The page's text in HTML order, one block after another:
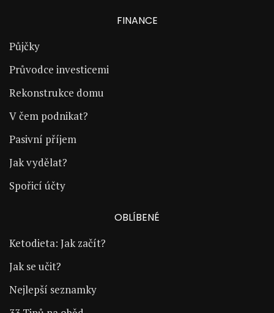
FINANCE
Půjčky
Průvodce investicemi
Rekonstrukce domu
V čem podnikat?
Pasivní příjem
Jak vydělat?
Spořicí účty
OBLÍBENÉ
Ketodieta: Jak začít?
Jak se učit?
Nejlepší seznamky